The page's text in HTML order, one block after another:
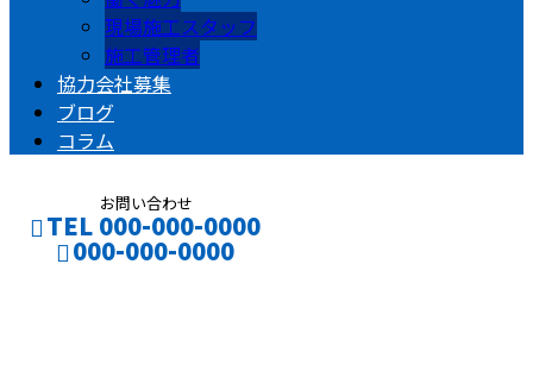
現場施工スタッフ
施工管理者
協力会社募集
ブログ
コラム
お問い合わせ
TEL 000-000-0000
000-000-0000